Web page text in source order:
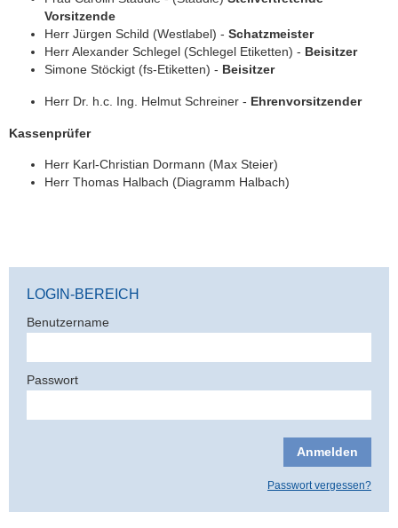
Vorsitzende
Herr Jürgen Schild (Westlabel) - Schatzmeister
Herr Alexander Schlegel (Schlegel Etiketten) - Beisitzer
Simone Stöckigt (fs-Etiketten) - Beisitzer
Herr Dr. h.c. Ing. Helmut Schreiner - Ehrenvorsitzender
Kassenprüfer
Herr Karl-Christian Dormann (Max Steier)
Herr Thomas Halbach (Diagramm Halbach)
LOGIN-BEREICH
Benutzername
Passwort
Passwort vergessen?